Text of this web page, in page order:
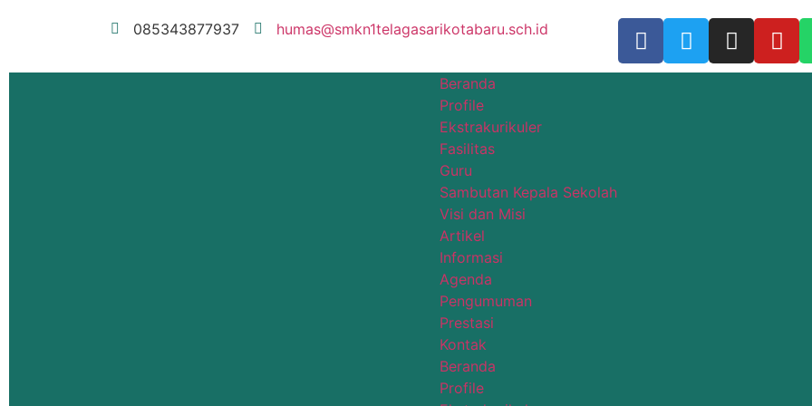
085343877937 humas@smkn1telagasarikotabaru.sch.id
Beranda
Profile
Ekstrakurikuler
Fasilitas
Guru
Sambutan Kepala Sekolah
Visi dan Misi
Artikel
Informasi
Agenda
Pengumuman
Prestasi
Kontak
Beranda
Profile